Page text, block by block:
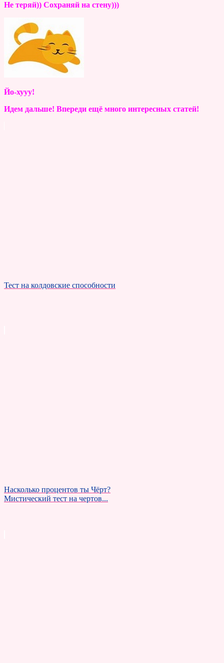
Не теряй)) Сохраняй на стену)))
Йо-хууу!
Идем дальше! Впереди ещё много интересных статей!
Тест на колдовские способности
Насколько процентов ты Чёрт?
Мистический тест на чертов...